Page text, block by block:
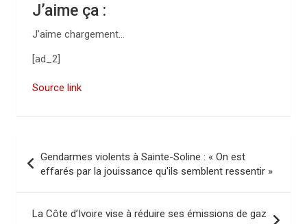
J’aime ça :
J’aime chargement…
[ad_2]
Source link
v
Gendarmes violents à Sainte-Soline : « On est
effarés par la jouissance qu'ils semblent ressentir »
La Côte d’Ivoire vise à réduire ses émissions de gaz